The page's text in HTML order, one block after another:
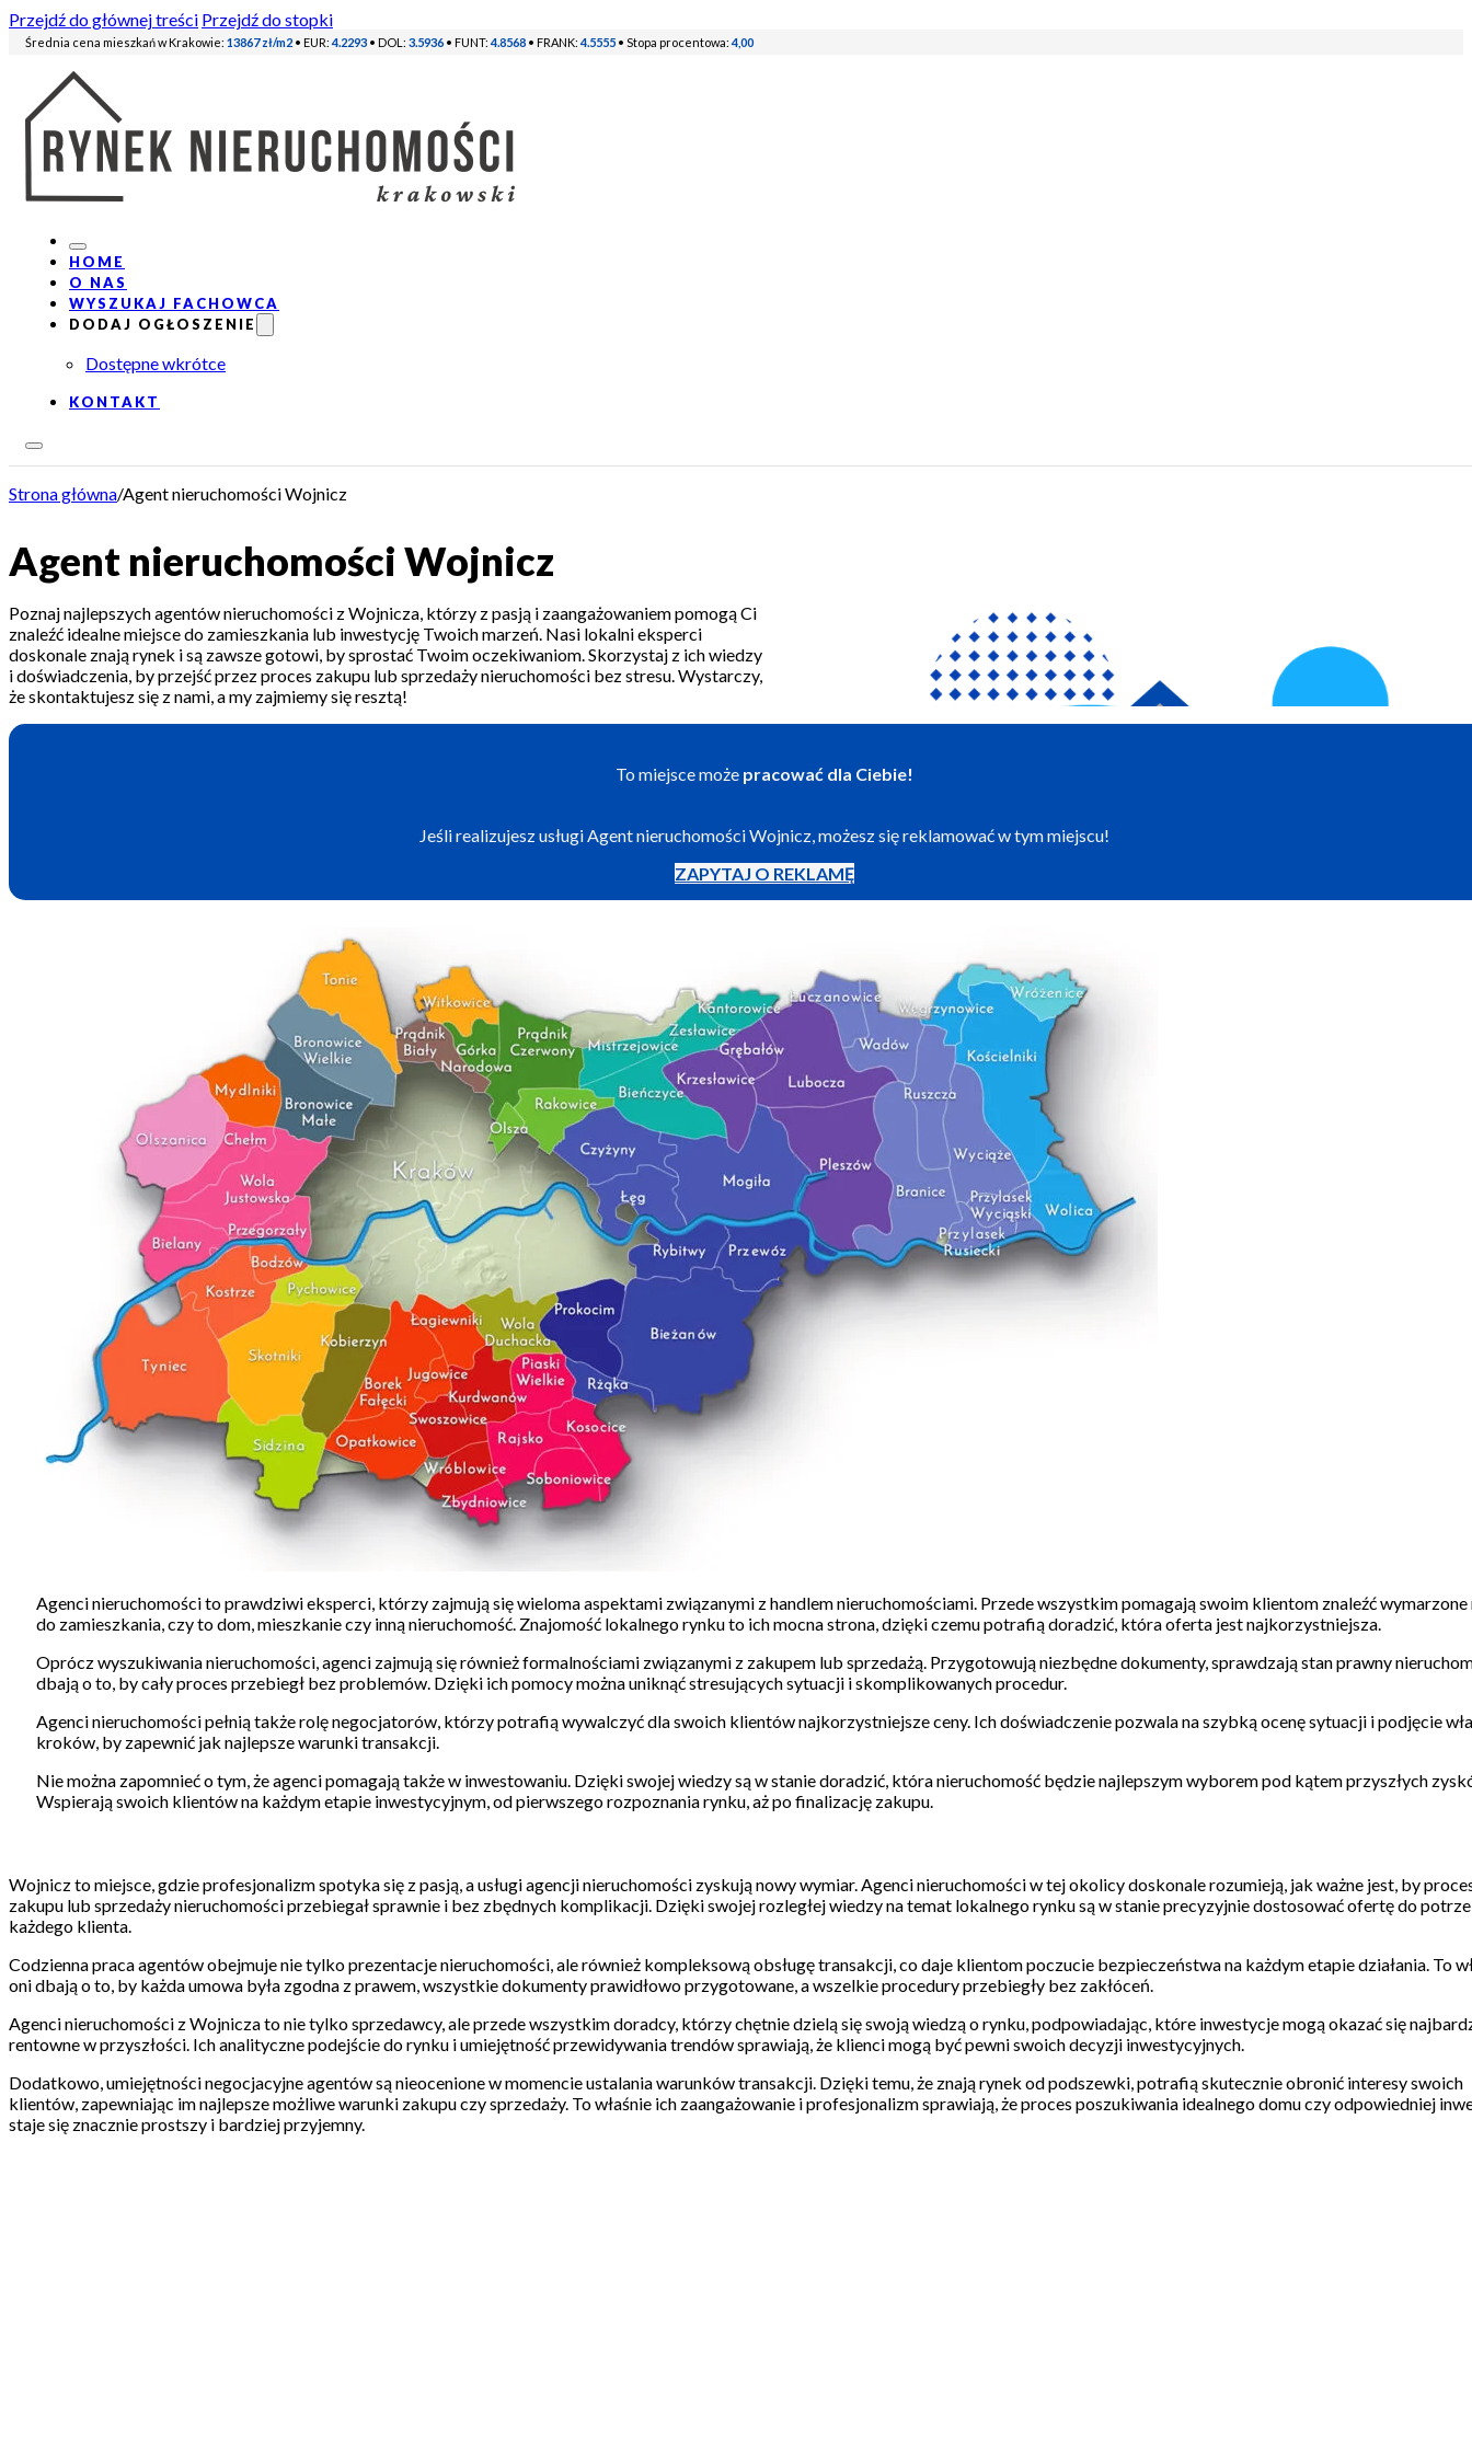
Przejdź do głównej treści Przejdź do stopki
Średnia cena mieszkań w Krakowie: 13867 zł/m2 • EUR: 4.2293 • DOL: 3.5936 • FUNT: 4.8568 • FRANK: 4.5555 • Stopa procentowa: 4,00
HOME
O NAS
WYSZUKAJ FACHOWCA
DODAJ OGŁOSZENIE
Dostępne wkrótce
KONTAKT
Strona główna/Agent nieruchomości Wojnicz
Agent nieruchomości Wojnicz
Poznaj najlepszych agentów nieruchomości z Wojnicza, którzy z pasją i zaangażowaniem pomogą Ci
znaleźć idealne miejsce do zamieszkania lub inwestycję Twoich marzeń. Nasi lokalni eksperci
doskonale znają rynek i są zawsze gotowi, by sprostać Twoim oczekiwaniom. Skorzystaj z ich wiedzy
i doświadczenia, by przejść przez proces zakupu lub sprzedaży nieruchomości bez stresu. Wystarczy,
że skontaktujesz się z nami, a my zajmiemy się resztą!
To miejsce może pracować dla Ciebie!
Jeśli realizujesz usługi Agent nieruchomości Wojnicz, możesz się reklamować w tym miejscu!
ZAPYTAJ O REKLAMĘ
Agenci nieruchomości to prawdziwi eksperci, którzy zajmują się wieloma aspektami związanymi z handlem nieruchomościami. Przede wszystkim pomagają swoim klientom znaleźć wymarzone
do zamieszkania, czy to dom, mieszkanie czy inną nieruchomość. Znajomość lokalnego rynku to ich mocna strona, dzięki czemu potrafią doradzić, która oferta jest najkorzystniejsza.
Oprócz wyszukiwania nieruchomości, agenci zajmują się również formalnościami związanymi z zakupem lub sprzedażą. Przygotowują niezbędne dokumenty, sprawdzają stan prawny
dbają o to, by cały proces przebiegł bez problemów. Dzięki ich pomocy można uniknąć stresujących sytuacji i skomplikowanych procedur.
Agenci nieruchomości pełnią także rolę negocjatorów, którzy potrafią wywalczyć dla swoich klientów najkorzystniejsze ceny. Ich doświadczenie pozwala na szybką ocenę sytuacji i podjęcie
kroków, by zapewnić jak najlepsze warunki transakcji.
Nie można zapomnieć o tym, że agenci pomagają także w inwestowaniu. Dzięki swojej wiedzy są w stanie doradzić, która nieruchomość będzie najlepszym wyborem pod kątem przyszłych
Wspierają swoich klientów na każdym etapie inwestycyjnym, od pierwszego rozpoznania rynku, aż po finalizację zakupu.
Wojnicz to miejsce, gdzie profesjonalizm spotyka się z pasją, a usługi agencji nieruchomości zyskują nowy wymiar. Agenci nieruchomości w tej okolicy doskonale rozumieją, jak ważne jest, by
zakupu lub sprzedaży nieruchomości przebiegał sprawnie i bez zbędnych komplikacji. Dzięki swojej rozległej wiedzy na temat lokalnego rynku są w stanie precyzyjnie dostosować ofertę do
każdego klienta.
Codzienna praca agentów obejmuje nie tylko prezentacje nieruchomości, ale również kompleksową obsługę transakcji, co daje klientom poczucie bezpieczeństwa na każdym etapie działania. To
oni dbają o to, by każda umowa była zgodna z prawem, wszystkie dokumenty prawidłowo przygotowane, a wszelkie procedury przebiegły bez zakłóceń.
Agenci nieruchomości z Wojnicza to nie tylko sprzedawcy, ale przede wszystkim doradcy, którzy chętnie dzielą się swoją wiedzą o rynku, podpowiadając, które inwestycje mogą okazać się
rentowne w przyszłości. Ich analityczne podejście do rynku i umiejętność przewidywania trendów sprawiają, że klienci mogą być pewni swoich decyzji inwestycyjnych.
Dodatkowo, umiejętności negocjacyjne agentów są nieocenione w momencie ustalania warunków transakcji. Dzięki temu, że znają rynek od podszewki, potrafią skutecznie obronić interesy swoich
klientów, zapewniając im najlepsze możliwe warunki zakupu czy sprzedaży. To właśnie ich zaangażowanie i profesjonalizm sprawiają, że proces poszukiwania idealnego domu czy odpowiedniej
staje się znacznie prostszy i bardziej przyjemny.